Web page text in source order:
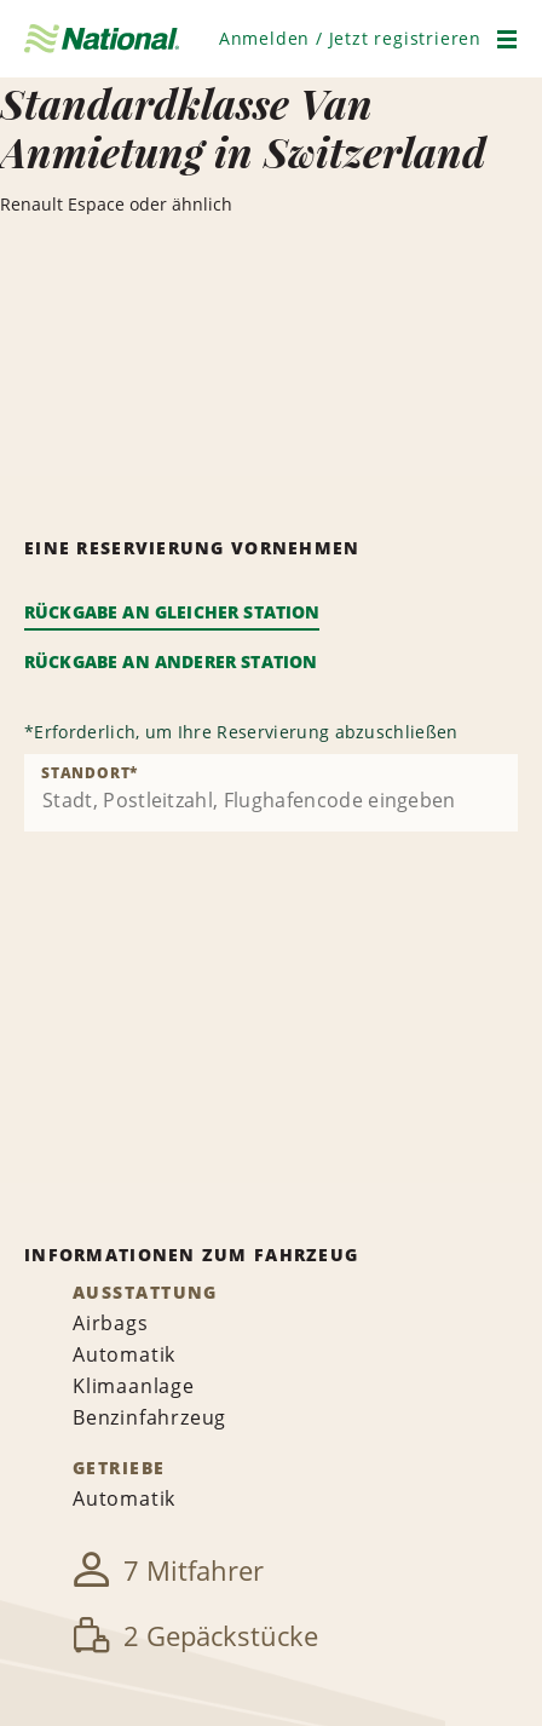
überspringen
Anmelden / Jetzt registrieren
Standardklasse Van
Anmietung in Switzerland
Renault Espace oder ähnlich
EINE RESERVIERUNG VORNEHMEN
RÜCKGABE AN GLEICHER STATION
RÜCKGABE AN ANDERER STATION
*Erforderlich, um Ihre Reservierung abzuschließen
STANDORT*
INFORMATIONEN ZUM FAHRZEUG
AUSSTATTUNG
Airbags
Automatik
Klimaanlage
Benzinfahrzeug
GETRIEBE
Automatik
7 Mitfahrer
2 Gepäckstücke